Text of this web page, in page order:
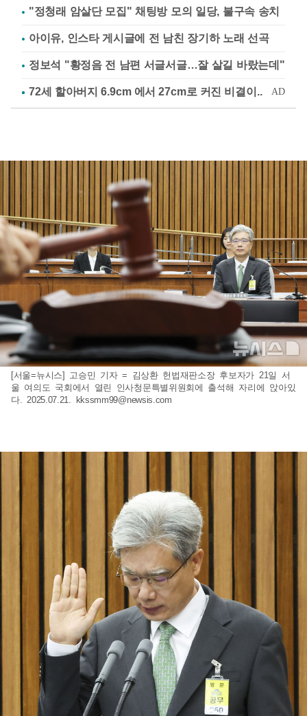
"정청래 암살단 모집" 채팅방 모의 일당, 불구속 송치
아이유, 인스타 게시글에 전 남친 장기하 노래 선곡
정보석 "황정음 전 남편 서글서글…잘 살길 바랐는데"
[서울=뉴시스] 고승민 기자 = 김상환 헌법재판소장 후보자가 21일 서
울 여의도 국회에서 열린 인사청문특별위원회에 출석해 자리에 앉아있
다. 2025.07.21.
kkssmm99@newsis.com